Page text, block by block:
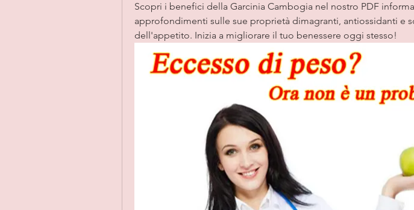
Scopri i benefici della Garcinia Cambogia nel nostro PDF
approfondimenti sulle sue proprietà dimagranti, antiossidanti e
dell'appetito. Inizia a migliorare il tuo benessere oggi stesso!